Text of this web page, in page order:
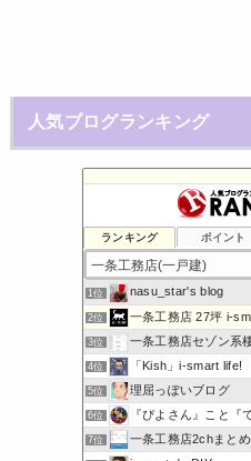
人気ブログランキング
ランキング ポイント
1位 nasu_star's blog
2位 一条工務店 27坪 i-
3位 一条工務店セゾン系棲家の
4位 「Kish」i-smart life!
5位 理屈っぽいブログ
6位 『ぴよさん』こと『
7位 一条工務店2chまとめ